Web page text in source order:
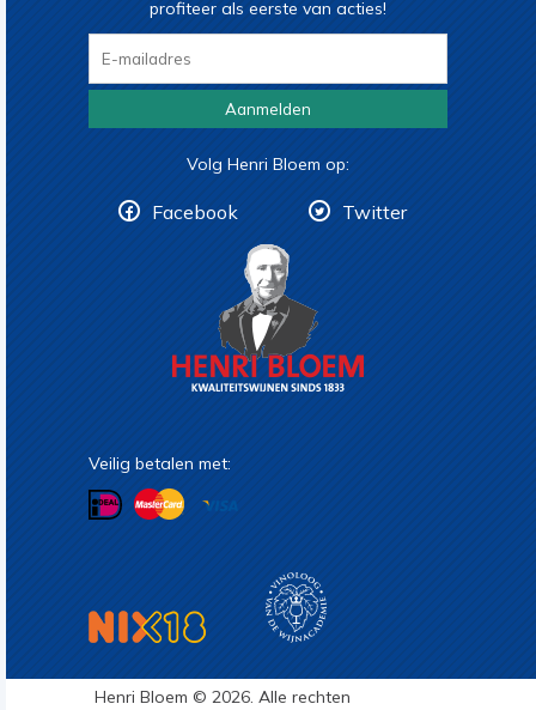
profiteer als eerste van acties!
Aanmelden
Volg Henri Bloem op:
Facebook Twitter
Veilig betalen met:
Henri Bloem © 2026. Alle rechten